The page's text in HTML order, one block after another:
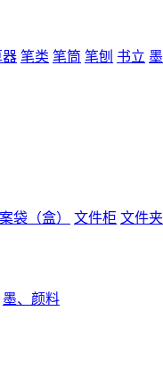
器 笔类 笔筒 笔刨 书立
袋（盒） 文件柜 文件
墨、颜料